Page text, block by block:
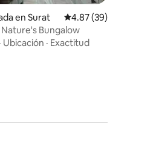
5, 42 reseñas
en Surat Calificación
4.87 (39)
Bungalow
· Ubicación · Exactitud